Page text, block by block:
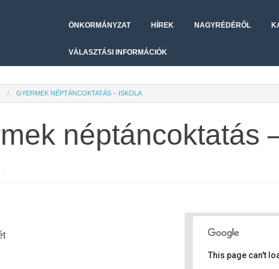
ÖNKORMÁNYZAT HÍREK NAGYRÉDÉRŐL
VÁLASZTÁSI INFORMÁCIÓK
GYERMEK NÉPTÁNCOKTATÁS – ISKOLA
néptáncoktatás
This page can't